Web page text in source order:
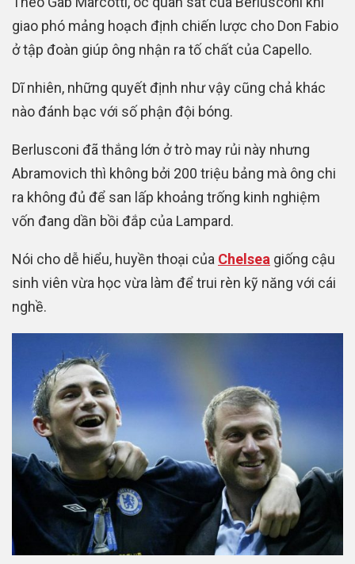
giao phó mảng hoạch định chiến lược cho Don Fabio
ở tập đoàn giúp ông nhận ra tố chất của Capello.
Dĩ nhiên, những quyết định như vậy cũng chả khác
nào đánh bạc với số phận đội bóng.
Berlusconi đã thắng lớn ở trò may rủi này nhưng
Abramovich thì không bởi 200 triệu bảng mà ông chi
ra không đủ để san lấp khoảng trống kinh nghiệm
vốn đang dần bồi đắp của Lampard.
Nói cho dễ hiểu, huyền thoại của Chelsea giống cậu
sinh viên vừa học vừa làm để trui rèn kỹ năng với cái
nghề.